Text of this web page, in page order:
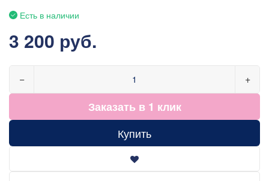
Есть в наличии
3 200 руб.
− +
Заказать в 1 клик
Купить